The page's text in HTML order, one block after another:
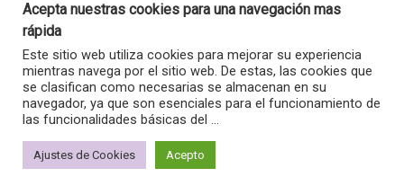
© . Todos los derechos reservados.
Acepta nuestras cookies para una navegación mas
rápida
Este sitio web utiliza cookies para mejorar su experiencia
mientras navega por el sitio web. De estas, las cookies que
se clasifican como necesarias se almacenan en su
navegador, ya que son esenciales para el funcionamiento de
las funcionalidades básicas del ...
Ajustes de Cookies Acepto